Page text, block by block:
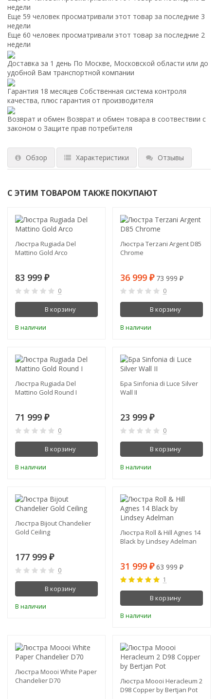
недели
Еще 59 человек просматривали этот товар за последние 3
недели
Еще 60 человек просматривали этот товар за последние 2
недели
Доставка за 1 день По Москве, Московской области или до
удобной Вам транспортной компании
Гарантия 18 месяцев Собственная система контроля
качества, плюс гарантия от производителя
Возврат и обмен Возврат и обмен товара в соотвествии с
законом о Защите прав потребителя
Обзор Характеристики Отзывы
С ЭТИМ ТОВАРОМ ТАКЖЕ ПОКУПАЮТ
Люстра Rugiada Del
Mattino Gold Arco
83 999 ₽
0
В корзину
В наличии
-50%
Люстра Terzani Argent D85
Chrome
36 999 ₽ 73 999 ₽
0
В корзину
В наличии
Люстра Rugiada Del
Mattino Gold Round I
71 999 ₽
0
В корзину
В наличии
Бра Sinfonia di Luce Silver
Wall II
23 999 ₽
0
В корзину
В наличии
Люстра Bijout Chandelier
Gold Ceiling
177 999 ₽
0
В корзину
В наличии
Люстра Roll & Hill Agnes 14
Black by Lindsey Adelman
31 999 ₽ 63 999 ₽
1
В корзину
В наличии
Люстра Moooi White Paper
Chandelier D70
ХИТ!
Люстра Moooi Heracleum 2
D98 Copper by Bertjan Pot